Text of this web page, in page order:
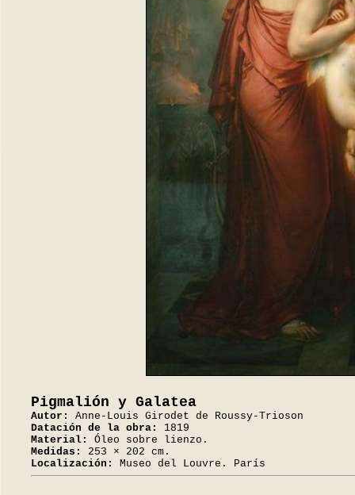
Pigmalión y Galatea
Autor:
Anne-Louis Girodet de Roussy-Trioson
Datación de la obra:
1819
Material:
Óleo sobre lienzo.
Medidas:
253 × 202 cm.
Localización:
Museo del Louvre. París